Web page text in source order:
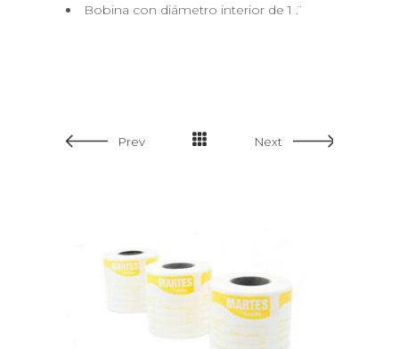
Bobina con diámetro interior de 1 ̈.
Prev Next
ADD TO CART